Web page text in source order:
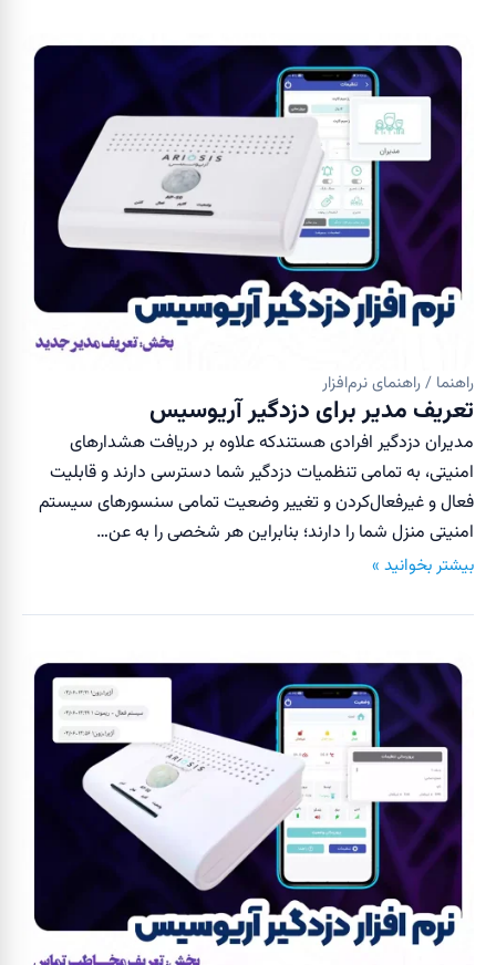
راهنما / راهنمای نرم‌افزار
تعریف مدیر برای دزدگیر آریوسیس
مدیران دزدگیر افرادی هستندکه علاوه بر دریافت هشدار‌های
امنیتی، به تمامی تنظمیات دزدگیر شما دسترسی دارند و قابلیت
فعال و غیر‌فعال‌کردن و تغییر وضعیت تمامی سنسورهای سیستم
امنیتی منزل شما را دارند؛ بنابراین هر شخصی را به عن…
بیشتر بخوانید »